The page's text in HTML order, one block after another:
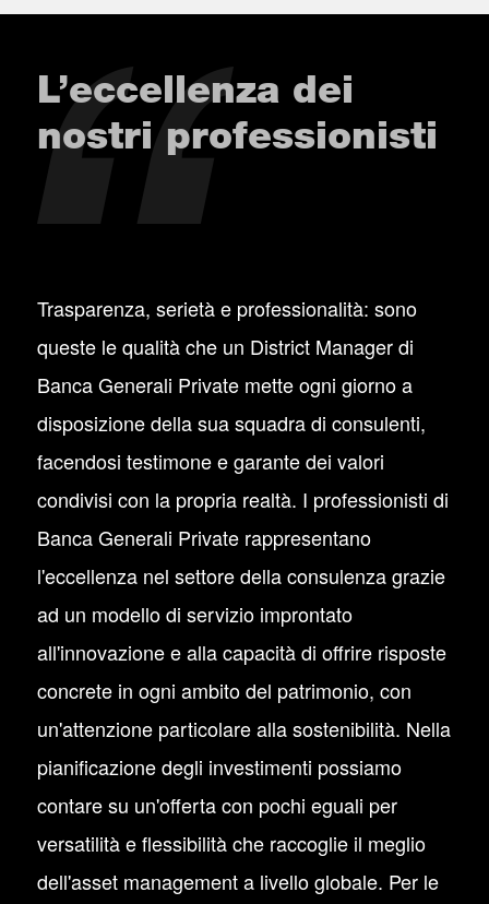
L’eccellenza dei
nostri professionisti
Trasparenza, serietà e professionalità: sono
queste le qualità che un District Manager di
Banca Generali Private mette ogni giorno a
disposizione della sua squadra di consulenti,
facendosi testimone e garante dei valori
condivisi con la propria realtà. I professionisti di
Banca Generali Private rappresentano
l'eccellenza nel settore della consulenza grazie
ad un modello di servizio improntato
all'innovazione e alla capacità di offrire risposte
concrete in ogni ambito del patrimonio, con
un'attenzione particolare alla sostenibilità. Nella
pianificazione degli investimenti possiamo
contare su un'offerta con pochi eguali per
versatilità e flessibilità che raccoglie il meglio
dell'asset management a livello globale. Per le